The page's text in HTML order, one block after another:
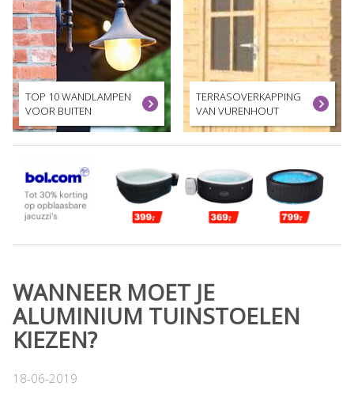
TOP 10 WANDLAMPEN
VOOR BUITEN
TERRASOVERKAPPING
VAN VURENHOUT
WANNEER MOET JE
ALUMINIUM TUINSTOELEN
KIEZEN?
18-06-2019